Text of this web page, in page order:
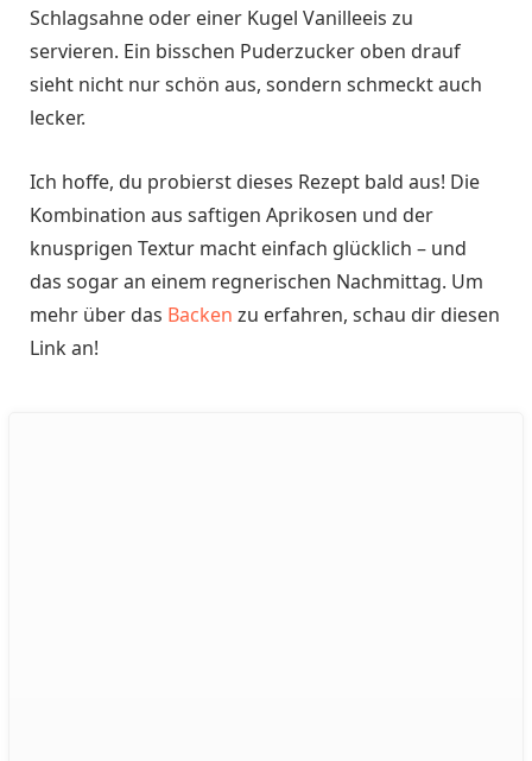
Schlagsahne oder einer Kugel Vanilleeis zu
servieren. Ein bisschen Puderzucker oben drauf
sieht nicht nur schön aus, sondern schmeckt auch
lecker.
Ich hoffe, du probierst dieses Rezept bald aus! Die
Kombination aus saftigen Aprikosen und der
knusprigen Textur macht einfach glücklich – und
das sogar an einem regnerischen Nachmittag. Um
mehr über das Backen zu erfahren, schau dir diesen
Link an!